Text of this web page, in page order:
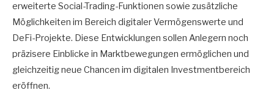
erweiterte Social-Trading-Funktionen sowie zusätzliche
Möglichkeiten im Bereich digitaler Vermögenswerte und
DeFi-Projekte. Diese Entwicklungen sollen Anlegern noch
präzisere Einblicke in Marktbewegungen ermöglichen und
gleichzeitig neue Chancen im digitalen Investmentbereich
eröffnen.